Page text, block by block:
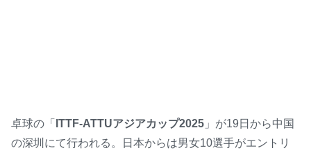
卓球の「ITTF-ATTUアジアカップ2025 」が19日から中国
の深圳にて行われる。日本からは男女10選手がエントリ